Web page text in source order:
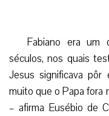
Fabiano era um
séculos, nos quais
Jesus significava pôr
muito que o Papa fora
– afirma Eusébio de